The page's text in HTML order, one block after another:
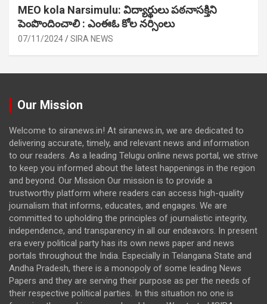
MEO kola Narsimulu: విద్యార్థులు పఠ‌నాసక్తిని
పెంపొందించాలి : ఎంఈఓ కోల నర్సింలు
07/11/2024 SIRA NEWS
Our Mission
Welcome to siranews.in! At siranews.in, we are dedicated to
delivering accurate, timely, and relevant news and information
to our readers. As a leading Telugu online news portal, we strive
to keep you informed about the latest happenings in the region
and beyond. Our Mission Our mission is to provide a
trustworthy platform where readers can access high-quality
journalism that informs, educates, and engages. We are
committed to upholding the principles of journalistic integrity,
independence, and transparency in all our endeavors. In present
era every political party has its own news paper and news
portals throughout the India. Especially in Telangana State and
Andha Pradesh, there is a monopoly of some leading News
Papers and they are serving their purpose as per the needs of
their respective political parties. In this situation no one is